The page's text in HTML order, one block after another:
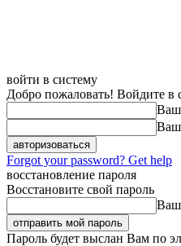
войти в систему
Добро пожаловать! Войдите в
Ваш
Forgot your password? Get help
восстановление пароля
Восстановите свой пароль
Ваш
Пароль будет выслан Вам по